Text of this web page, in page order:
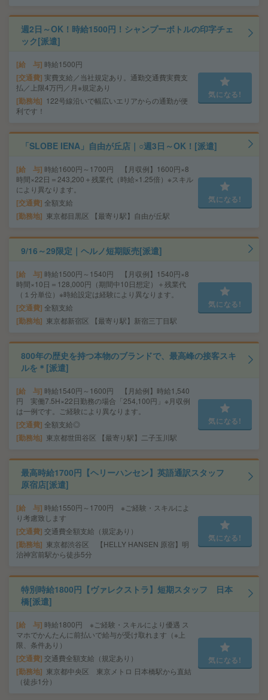
週2日～OK！時給1500円！シャンプーボトルの印字チェ
ック[派遣]
給 与 時給1500円
交通費 実費支給／当社規定あり。通勤交通費実費支
払／上限4万円／月※規定あり
勤務地
122号線沿いで幅広いエリアからの通勤が便
利です！
気になる!
「SLOBE IENA」自由が丘店｜○週3日～OK！[派遣]
給 与 時給1600円～1700円 【月収例】1600円×8
時間×22日＝243,200＋残業代（時給×1.25倍）※スキル
により異なります。
交通費 全額支給
勤務地 東京都目黒区 【最寄り駅】自由が丘駅
気になる!
9/16～29限定｜ヘルノ短期販売[派遣]
給 与 時給1500円～1540円 【月収例】1540円×8
時間×10日＝128,000円（期間中10日想定）＋残業代
（１分単位）※時給設定は経験により異なります。
交通費 全額支給
勤務地 東京都新宿区 【最寄り駅】新宿三丁目駅
気になる!
800年の歴史を持つ本物のブランドで、最高峰の接客スキ
ルを＊[派遣]
給 与 時給1540円～1600円 【月給例】時給1,540
円 実働7.5H×22日勤務の場合「254,100円」※月収例
は一例です。ご経験により異なります。
交通費 全額支給◎
勤務地 東京都世田谷区 【最寄り駅】二子玉川駅
気になる!
最高時給1700円【ヘリーハンセン】英語通訳スタッフ
原宿店[派遣]
給 与 時給1550円～1700円 ※ご経験・スキルによ
り考慮致します
交通費 交通費全額支給（規定あり）
勤務地
東京都渋谷区 【HELLY HANSEN 原宿】明
治神宮前駅から徒歩5分
気になる!
特別時給1800円【ヴァレクストラ】短期スタッフ 日本
橋[派遣]
給 与 時給1800円 ※ご経験・スキルにより優遇 ス
マホでかんたんに前払いで給与が受け取れます（※上
限、条件あり）
交通費 交通費全額支給（規定あり）
勤務地
東京都中央区 東京メトロ 日本橋駅から直結
（徒歩1分）
気になる!